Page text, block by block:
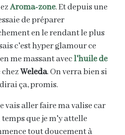
Aroma-zone. Et depuis une
de préparer
en le rendant le plus
c'est hyper glamour ce
me massant avecl'huile de
chezWeleda. On verra bien si
ça, promis.
vais aller faire ma valise car
que je m'y attelle
tout doucement à